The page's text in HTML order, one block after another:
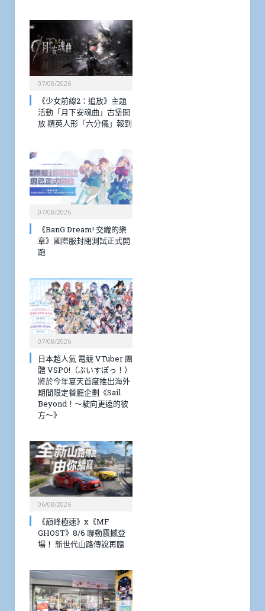
07/08/2026
《少女前線2：追放》主題
活動「月下安魂曲」古堡開
放 精英人形「六分儀」報到
07/08/2026
《BanG Dream! 交織的樂
章》國際服封閉測試正式開
跑
07/08/2026
日本超人氣 電競 VTuber 團
體 VSPO!（ぶいすぽっ！）
將於今年夏天首度推出海外
期間限定餐廳企劃《Sail
Beyond！～駛向更遠的彼
方～》
06/08/2026
《巔峰極速》x《MF
GHOST》8/6 聯動震撼登
場！ 新世代山路傳說再臨